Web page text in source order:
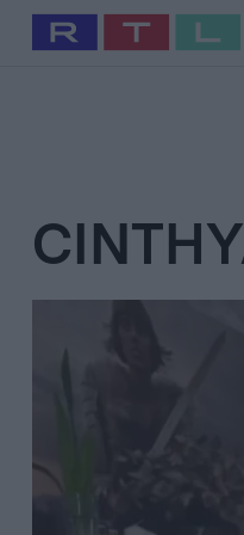
Babits Marcella